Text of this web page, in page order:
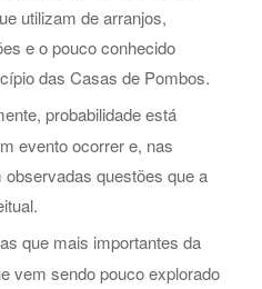
utilizam de arranjos,
e o pouco conhecido
das Casas de Pombos.
probabilidade está
evento ocorrer e, nas
questões que a
que mais importantes da
vem sendo pouco explorado